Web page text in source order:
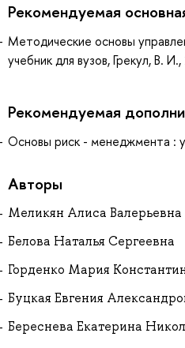
Рекомендуемая
Методические основы
учебник для вузов, Грекул, В.
Рекомендуемая
Основы риск - менеджмента :
Авторы
Меликян Алиса Валерьевна
Белова Наталья Сергеевна
Горденко Мария
Буцкая Евгения
Береснева Екатерина